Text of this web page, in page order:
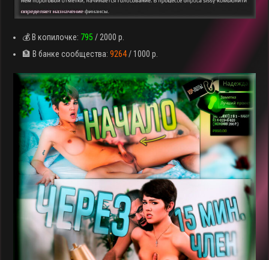
💰 В копилочке: 795/ 2000 р.
🏦 В банке сообщества:9264/ 1000 р.